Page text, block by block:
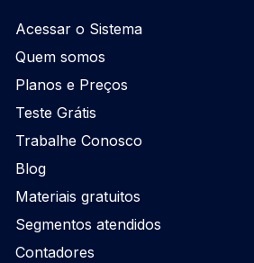
Acessar o Sistema
Quem somos
Planos e Preços
Teste Grátis
Trabalhe Conosco
Blog
Materiais gratuitos
Segmentos atendidos
Contadores